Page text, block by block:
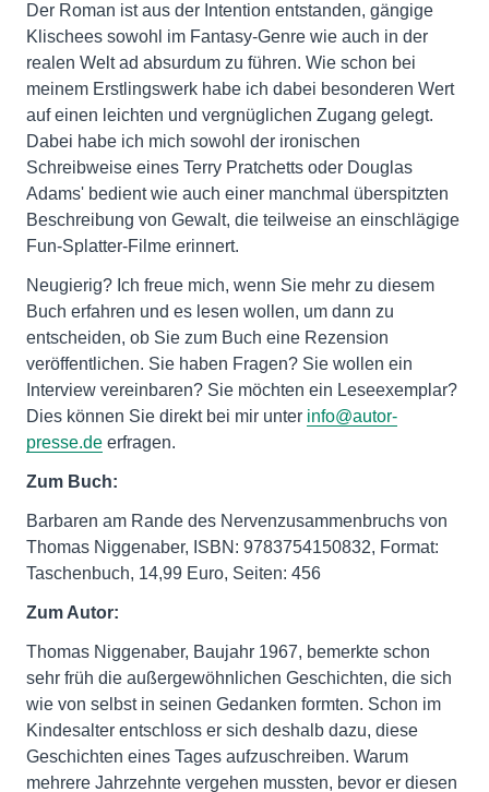
Der Roman ist aus der Intention entstanden, gängige
Klischees sowohl im Fantasy-Genre wie auch in der
realen Welt ad absurdum zu führen. Wie schon bei
meinem Erstlingswerk habe ich dabei besonderen Wert
auf einen leichten und vergnüglichen Zugang gelegt.
Dabei habe ich mich sowohl der ironischen
Schreibweise eines Terry Pratchetts oder Douglas
Adams' bedient wie auch einer manchmal überspitzten
Beschreibung von Gewalt, die teilweise an einschlägige
Fun-Splatter-Filme erinnert.
Neugierig? Ich freue mich, wenn Sie mehr zu diesem
Buch erfahren und es lesen wollen, um dann zu
entscheiden, ob Sie zum Buch eine Rezension
veröffentlichen. Sie haben Fragen? Sie wollen ein
Interview vereinbaren? Sie möchten ein Leseexemplar?
Dies können Sie direkt bei mir unter info@autor-
presse.de erfragen.
Zum Buch:
Barbaren am Rande des Nervenzusammenbruchs von
Thomas Niggenaber, ISBN: 9783754150832, Format:
Taschenbuch, 14,99 Euro, Seiten: 456
Zum Autor:
Thomas Niggenaber, Baujahr 1967, bemerkte schon
sehr früh die außergewöhnlichen Geschichten, die sich
wie von selbst in seinen Gedanken formten. Schon im
Kindesalter entschloss er sich deshalb dazu, diese
Geschichten eines Tages aufzuschreiben. Warum
mehrere Jahrzehnte vergehen mussten, bevor er diesen